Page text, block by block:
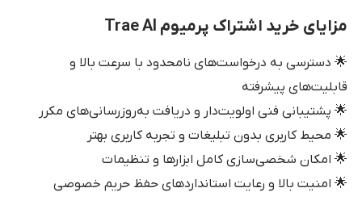
مزایای خرید اشتراک پرمیوم Trae AI
🌟 دسترسی به درخواست‌های نامحدود با سرعت بالا و
قابلیت‌های پیشرفته
🌟 پشتیبانی فنی اولویت‌دار و دریافت به‌روزرسانی‌های مکرر
🌟 محیط کاربری بدون تبلیغات و تجربه کاربری بهتر
🌟 امکان شخصی‌سازی کامل ابزارها و تنظیمات
🌟 امنیت بالا و رعایت استانداردهای حفظ حریم خصوصی